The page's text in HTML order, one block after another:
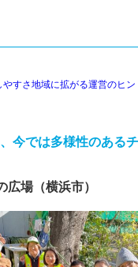
やすさ地域に拡がる運営のヒン
今では多様性のある
広場（横浜市）